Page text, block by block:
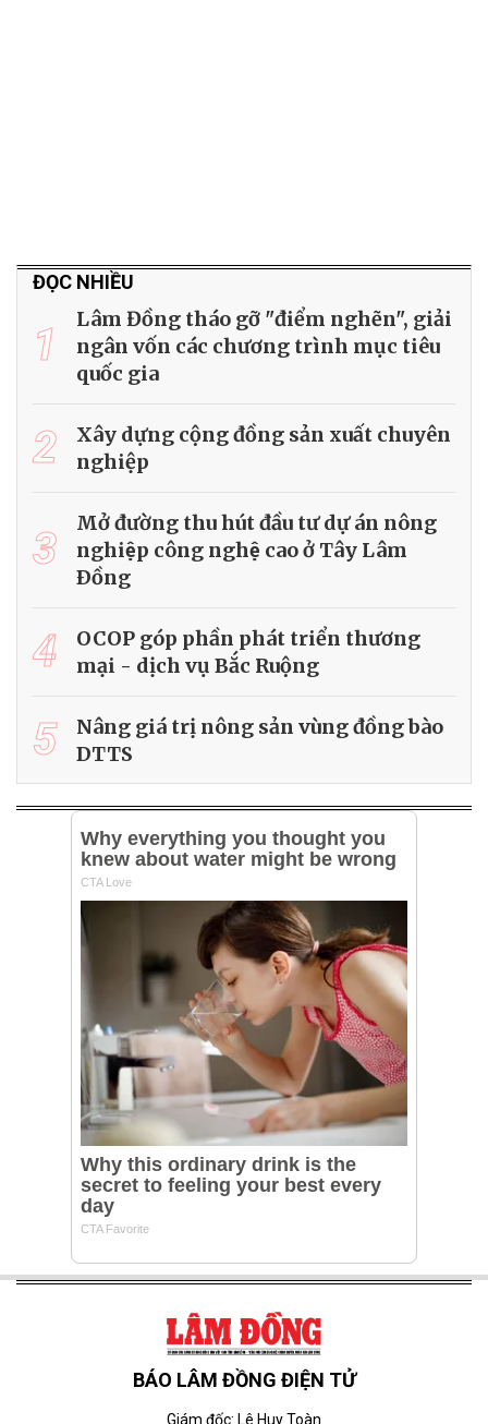
ĐỌC NHIỀU
1
Lâm Đồng tháo gỡ "điểm nghẽn", giải
ngân vốn các chương trình mục tiêu
quốc gia
2
Xây dựng cộng đồng sản xuất chuyên
nghiệp
3
Mở đường thu hút đầu tư dự án nông
nghiệp công nghệ cao ở Tây Lâm
Ðồng
4
OCOP góp phần phát triển thương
mại - dịch vụ Bắc Ruộng
5
Nâng giá trị nông sản vùng đồng bào
DTTS
BÁO LÂM ĐỒNG ĐIỆN TỬ
Giám đốc: Lê Huy Toàn